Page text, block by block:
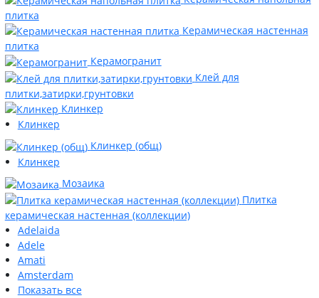
плитка
Керамическая настенная
плитка
Керамогранит
Клей для
плитки,затирки,грунтовки
Клинкер
Клинкер
Клинкер (общ)
Клинкер
Мозаика
Плитка
керамическая настенная (коллекции)
Adelaida
Adele
Amati
Amsterdam
Показать все